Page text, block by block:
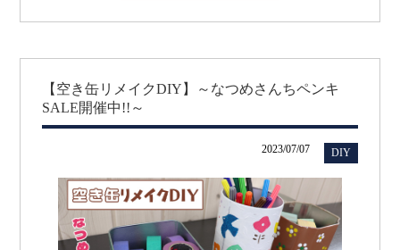
【空き缶リメイクDIY】～なつめさんちペンキ
SALE開催中!!～
2023/07/07 DIY